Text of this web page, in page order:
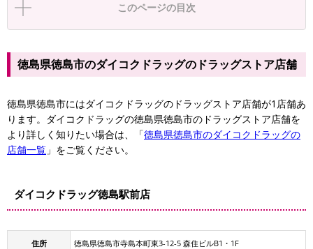
このページの目次
徳島県徳島市のダイコクドラッグのドラッグストア店舗
徳島県徳島市にはダイコクドラッグのドラッグストア店舗が1店舗あ
ります。ダイコクドラッグの徳島県徳島市のドラッグストア店舗を
より詳しく知りたい場合は、「徳島県徳島市のダイコクドラッグの
店舗一覧 」をご覧ください。
ダイコクドラッグ徳島駅前店
住所 徳島県徳島市寺島本町東3-12-5 森住ビルB1・1F